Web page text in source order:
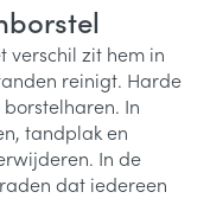
verschil zit hem in
reinigt. Harde
In
tandplak en
In de
dat iedereen